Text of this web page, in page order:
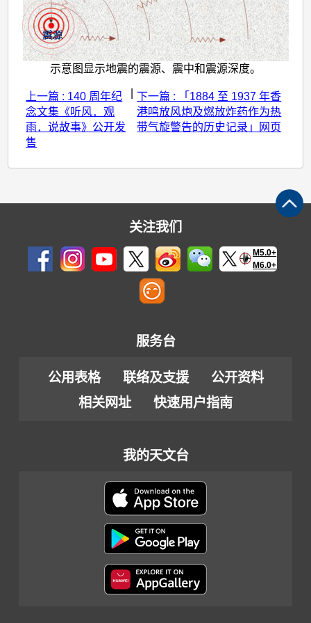
示意图显示地震的震源、震中和震源深度。
上一篇 : 140 周年纪
念文集《听风．观
雨．说故事》公开发
售
下一篇 : 「1884 至 1937 年香
港鸣放风炮及燃放炸药作为热
带气旋警告的历史记录」网页
关注我们
M5.0+
M6.0+
服务台
公用表格 联络及支援
公开资料
相关网址
快速用户指南
我的天文台